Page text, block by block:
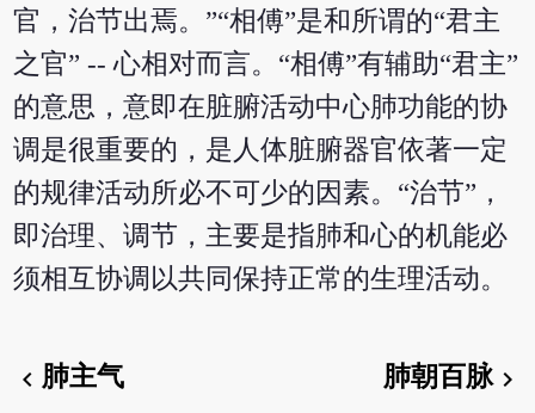
官，治节出焉。”“相傅”是和所谓的“君主
之官” -- 心相对而言。“相傅”有辅助“君主”
的意思，意即在脏腑活动中心肺功能的协
调是很重要的，是人体脏腑器官依著一定
的规律活动所必不可少的因素。“治节”，
即治理、调节，主要是指肺和心的机能必
须相互协调以共同保持正常的生理活动。
chevron_left肺主气 肺朝百脉chevron_right